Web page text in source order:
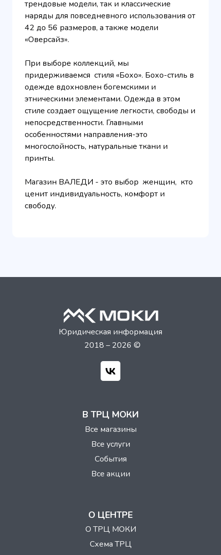
трендовые модели, так и классические
наряды для повседневного использования от
42 до 56 размеров, а также модели
«Оверсайз».
При выборе коллекций, мы
придерживаемся стиля «Бохо». Бохо-стиль в
одежде вдохновлен богемскими и
этническими элементами. Одежда в этом
стиле создает ощущение легкости, свободы и
непосредственности. Главными
особенностями направления-это
многослойность, натуральные ткани и
принты.
Магазин ВАЛЕДИ - это выбор женщин, кто
ценит индивидуальность, комфорт и
свободу.
Юридическая информация
2018 – 2026 ©
В ТРЦ МОКИ
Все магазины
Все услуги
События
Все акции
О ЦЕНТРЕ
О ТРЦ МОКИ
Схема ТРЦ